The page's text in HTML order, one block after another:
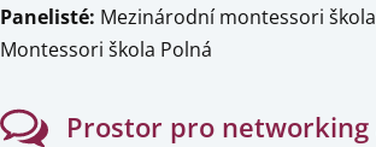
Panelisté: Mezinárodní montessori
Montessori škola Polná
Prostor pro networking